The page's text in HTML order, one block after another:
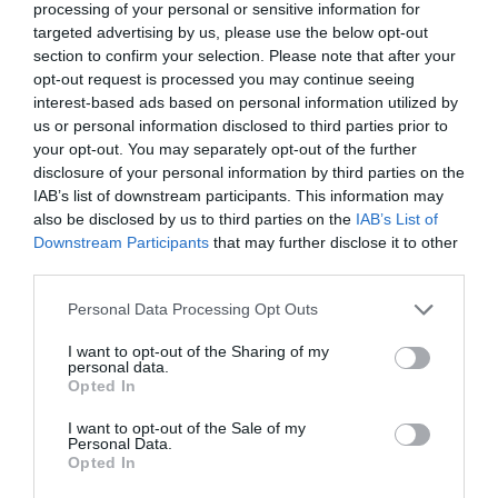
processing of your personal or sensitive information for
targeted advertising by us, please use the below opt-out
section to confirm your selection. Please note that after your
opt-out request is processed you may continue seeing
interest-based ads based on personal information utilized by
us or personal information disclosed to third parties prior to
your opt-out. You may separately opt-out of the further
disclosure of your personal information by third parties on the
IAB’s list of downstream participants. This information may
also be disclosed by us to third parties on the IAB’s List of
Downstream Participants that may further disclose it to other
Personal Data Processing Opt Outs
I want to opt-out of the Sharing of my
personal data.
Opted In
I want to opt-out of the Sale of my
Personal Data.
Opted In
Facebook Partager cette voie
Itinéraire
513 km (tiempo estimado7 heures 23 minutes)
Prendre la directionnordsurP5vers
0,3 km
Continuer sur Chedli Kallela 0,4 km
Continuer sur
Rester sur la file degauchepour
continuer vers Boulevard du 9 Avril
0,1 km
Données cartographiques
Autres forfaits
partir de Tunis